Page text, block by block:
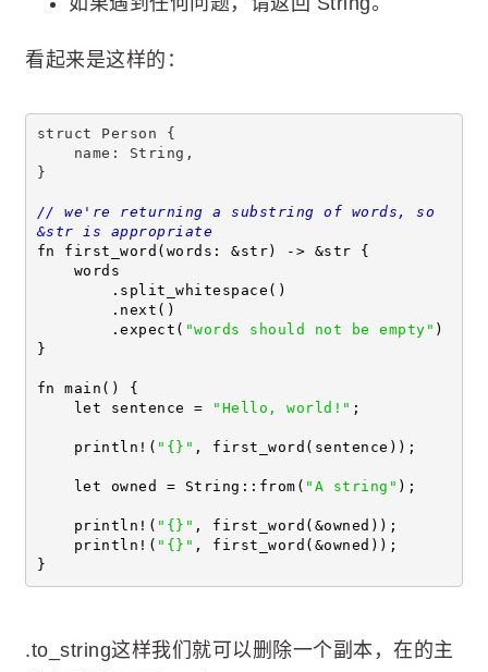
看起来是这样的：
struct Person {
name: String,
}
// we're returning a substring of words, so
&str is appropriate
fn first_word(words: &str) -> &str {
words
.split_whitespace()
.next()
.expect( "words should not be empty" )
}
fn main() {
let sentence =
"Hello, world!" ;
println!( "{}" , first_word(sentence));
let owned = String::from( "A string" );
println!( "{}" , first_word(&owned));
println!( "{}" , first_word(&owned));
}
.to_string这样我们就可以删除一个副本，在的主